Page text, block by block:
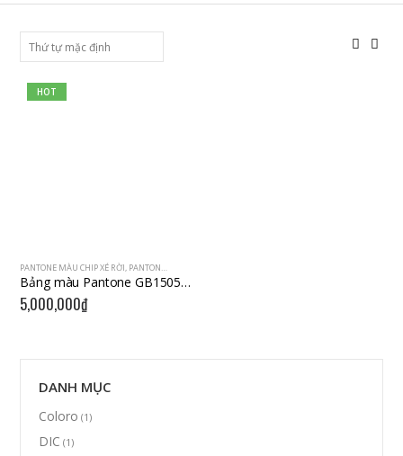
HOT
PANTONE MÀU CHIP XÉ RỜI, PANTONE MÀU ĐẶC BIỆT
Bảng màu Pantone GB1505 (Metallic) – 2017 – 300 Màu
5,000,000₫
DANH MỤC
Coloro (1)
DIC (1)